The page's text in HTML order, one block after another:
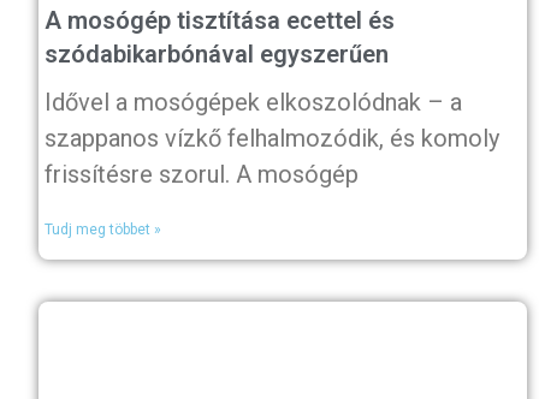
A mosógép tisztítása ecettel és
szódabikarbónával egyszerűen
Idővel a mosógépek elkoszolódnak – a
szappanos vízkő felhalmozódik, és komoly
frissítésre szorul. A mosógép
Tudj meg többet »